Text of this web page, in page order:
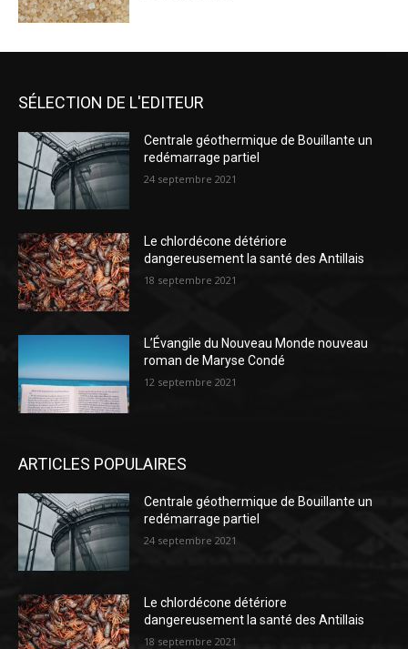
SÉLECTION DE L'EDITEUR
Centrale géothermique de Bouillante un
redémarrage partiel
24 septembre 2021
Le chlordécone détériore
dangereusement la santé des Antillais
18 septembre 2021
L’Évangile du Nouveau Monde nouveau
roman de Maryse Condé
12 septembre 2021
ARTICLES POPULAIRES
Centrale géothermique de Bouillante un
redémarrage partiel
24 septembre 2021
Le chlordécone détériore
dangereusement la santé des Antillais
18 septembre 2021